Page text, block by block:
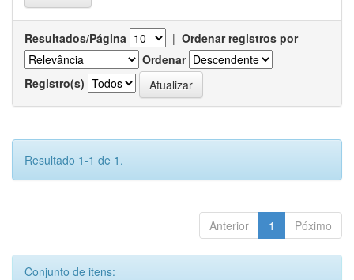
Resultados/Página | Ordenar registros por
Ordenar
Registro(s)
Resultado 1-1 de 1.
Anterior 1 Póximo
Conjunto de itens: